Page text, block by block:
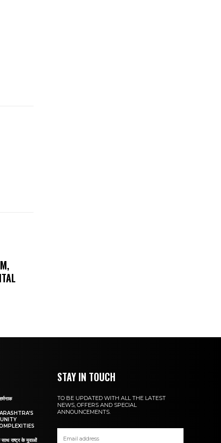
साथ राष्ट्र के युवाओं
STAY IN TOUCH
TO BE UPDATED WITH ALL THE LATEST
NEWS, OFFERS AND SPECIAL
ANNOUNCEMENTS.